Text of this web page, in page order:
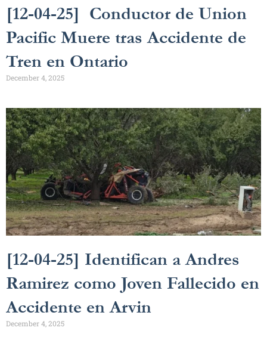
[12-04-25] Conductor de Union
Pacific Muere tras Accidente de
Tren en Ontario
December 4, 2025
[12-04-25] Identifican a Andres
Ramirez como Joven Fallecido en
Accidente en Arvin
December 4, 2025